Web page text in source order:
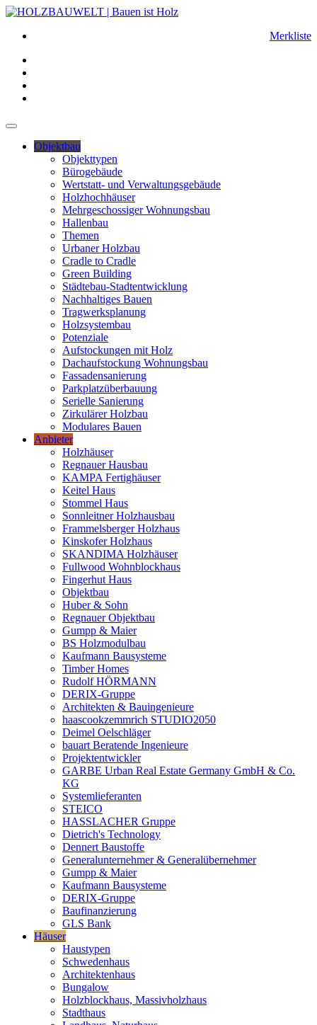
Merkliste
Objektbau
Objekttypen
Bürogebäude
Wertstatt- und Verwaltungsgebäude
Holzhochhäuser
Mehrgeschossiger Wohnungsbau
Hallenbau
Themen
Urbaner Holzbau
Cradle to Cradle
Green Building
Städtebau-Stadtentwicklung
Nachhaltiges Bauen
Tragwerksplanung
Holzsystembau
Potenziale
Aufstockungen mit Holz
Dachaufstockung Wohnungsbau
Fassadensanierung
Parkplatzüberbauung
Serielle Sanierung
Zirkulärer Holzbau
Modulares Bauen
Anbieter
Holzhäuser
Regnauer Hausbau
KAMPA Fertighäuser
Keitel Haus
Stommel Haus
Sonnleitner Holzhausbau
Frammelsberger Holzhaus
Kinskofer Holzhaus
SKANDIMA Holzhäuser
Fullwood Wohnblockhaus
Fingerhut Haus
Objektbau
Huber & Sohn
Regnauer Objektbau
Gumpp & Maier
BS Holzmodulbau
Kaufmann Bausysteme
Timber Homes
Rudolf HÖRMANN
DERIX-Gruppe
Architekten & Bauingenieure
haascookzemmrich STUDIO2050
Deimel Oelschläger
bauart Beratende Ingenieure
Projektentwickler
GARBE Urban Real Estate Germany GmbH & Co.
KG
Systemlieferanten
STEICO
HASSLACHER Gruppe
Dietrich's Technology
Dennert Baustoffe
Generalunternehmer & Generalübernehmer
Gumpp & Maier
Kaufmann Bausysteme
DERIX-Gruppe
Baufinanzierung
GLS Bank
Häuser
Haustypen
Schwedenhaus
Architektenhaus
Bungalow
Holzblockhaus, Massivholzhaus
Stadthaus